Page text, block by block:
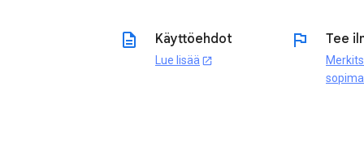
description Käyttöehdot
Lue lisää open_in_new
flag Tee